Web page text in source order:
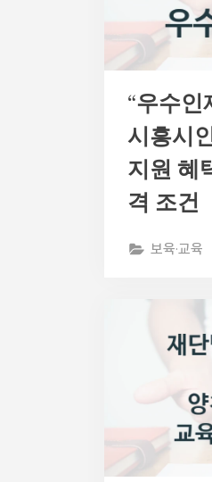
“우수인
시흥시
지원 혜
격 조건
보육·교육